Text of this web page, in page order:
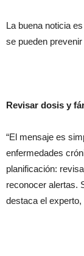
La buena noticia
se pueden
Revisar dosis y
“El mensaje es
enfermedades
planificación:
reconocer alertas.
destaca el experto,